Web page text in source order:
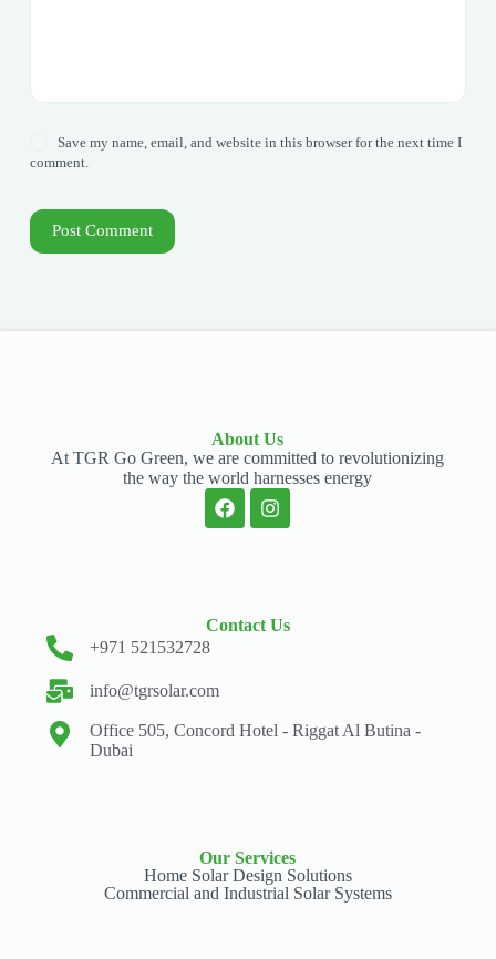
Save my name, email, and website in this browser for the next time I
comment.
Post Comment
About Us
At TGR Go Green, we are committed to revolutionizing
the way the world harnesses energy
Contact Us
+971 521532728
info@tgrsolar.com
Office 505, Concord Hotel - Riggat Al Butina -
Dubai
Our Services
Home Solar Design Solutions
Commercial and Industrial Solar Systems